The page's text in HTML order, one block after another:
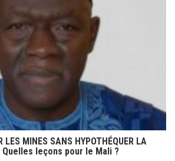
LES MINES SANS HYPOTHÉQUER LA
Quelles leçons pour le Mali ?